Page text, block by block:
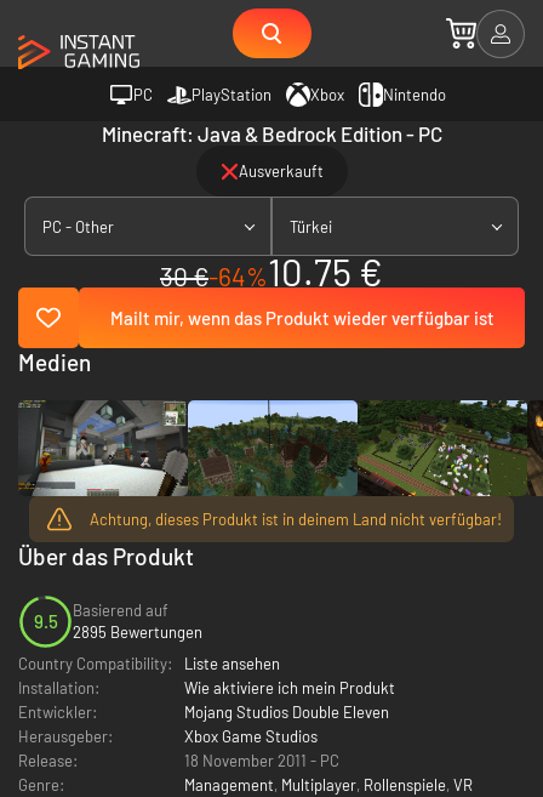
PC PlayStation Xbox Nintendo
Minecraft: Java & Bedrock Edition - PC
Ausverkauft
PC - Other Türkei
30 €-64%10.75 €
Mailt mir, wenn das Produkt wieder verfügbar ist
Achtung, dieses Produkt ist in deinem Land nicht verfügbar!
Über das Produkt
9.5
Basierend auf
2895 Bewertungen
Country Compatibility:
Liste ansehen
Installation:
Wie aktiviere ich mein Produkt
Entwickler:
Mojang Studios ‪Double Eleven
Herausgeber:
Xbox Game Studios
Release:
18 November 2011 - PC
Genre:
Management, Multiplayer, Rollenspiele, VR
Medien